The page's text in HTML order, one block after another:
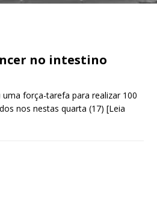
no intestino
força-tarefa para realizar 100
nos nestas quarta (17) [Leia